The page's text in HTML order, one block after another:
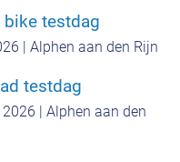
bike testdag
| Alphen aan den Rijn
testdag
| Alphen aan den